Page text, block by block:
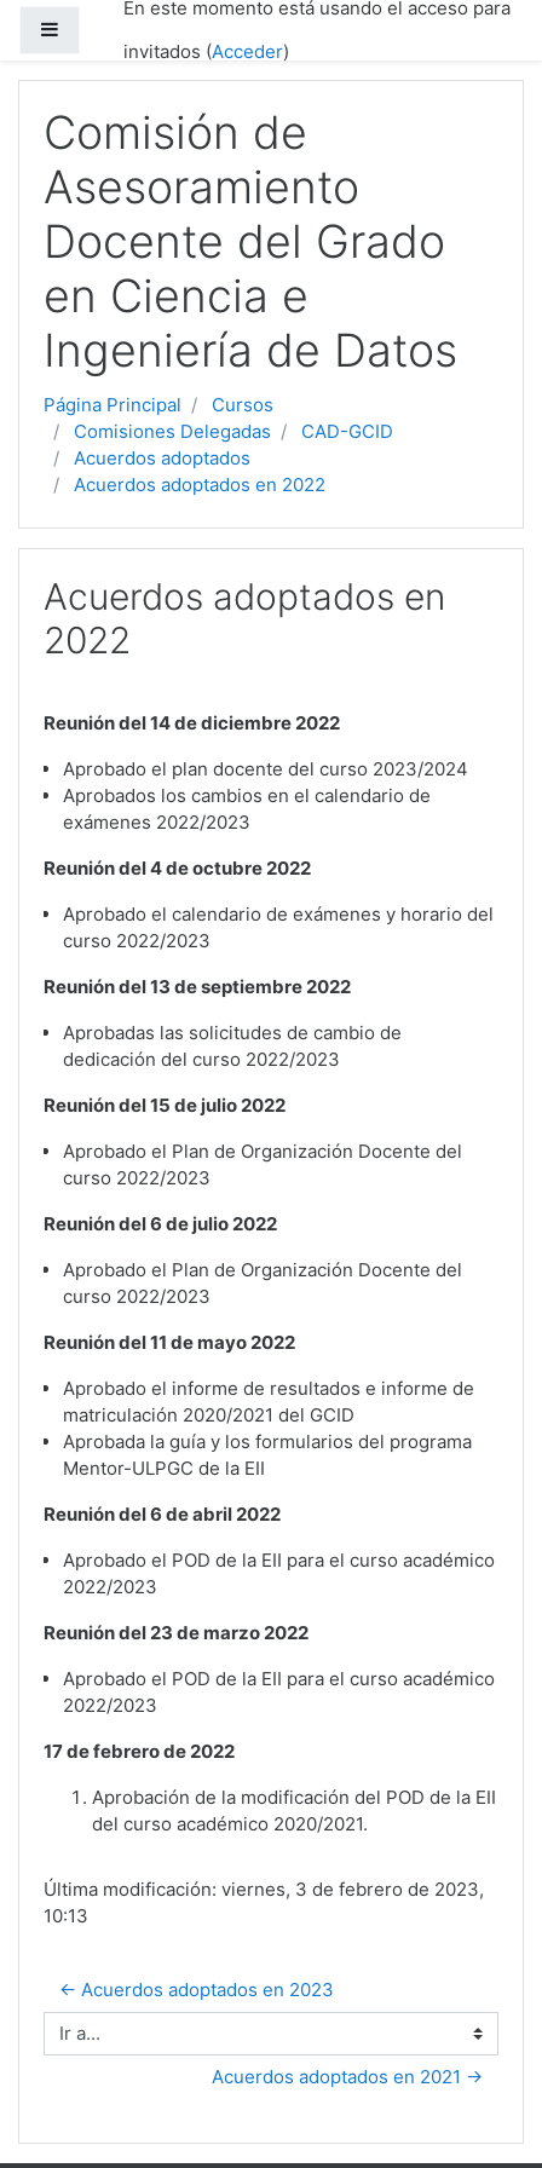
Salta al contenido principalEn este momento está usando el acceso para
invitados (Acceder)
Comisión de
Asesoramiento
Docente del Grado
en Ciencia e
Ingeniería de Datos
Página Principal
Cursos
Comisiones Delegadas
CAD-GCID
Acuerdos adoptados
Acuerdos adoptados en 2022
Acuerdos adoptados en
2022
Reunión del 14 de diciembre 2022
Aprobado el plan docente del curso 2023/2024
Aprobados los cambios en el calendario de
exámenes 2022/2023
Reunión del 4 de octubre 2022
Aprobado el calendario de exámenes y horario del
curso 2022/2023
Reunión del 13 de septiembre 2022
Aprobadas las solicitudes de cambio de
dedicación del curso 2022/2023
Reunión del 15 de julio 2022
Aprobado el Plan de Organización Docente del
curso 2022/2023
Reunión del 6 de julio 2022
Aprobado el Plan de Organización Docente del
curso 2022/2023
Reunión del 11 de mayo 2022
Aprobado el informe de resultados e informe de
matriculación 2020/2021 del GCID
Aprobada la guía y los formularios del programa
Mentor-ULPGC de la EII
Reunión del 6 de abril 2022
Aprobado el POD de la EII para el curso académico
2022/2023
Reunión del 23 de marzo 2022
Aprobado el POD de la EII para el curso académico
2022/2023
17 de febrero de 2022
Aprobación de la modificación del POD de la EII
del curso académico 2020/2021.
Última modificación: viernes, 3 de febrero de 2023,
10:13
← Acuerdos adoptados en 2023
Ir a...
Acuerdos adoptados en 2021 →